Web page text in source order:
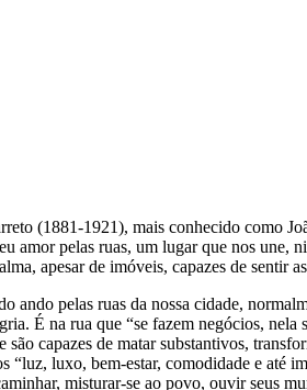
(1881-1921), mais conhecido como
amor pelas ruas, um lugar que nos une,
apesar de imóveis, capazes de sentir
ando pelas ruas da nossa cidade,
É na rua que “se fazem negócios,
capazes de matar substantivos,
luxo, bem-estar, comodidade e até
misturar-se ao povo, ouvir seus